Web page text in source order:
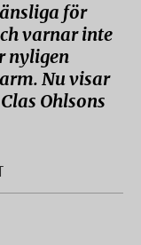
för
varnar inte
nyligen
Nu visar
Ohlsons